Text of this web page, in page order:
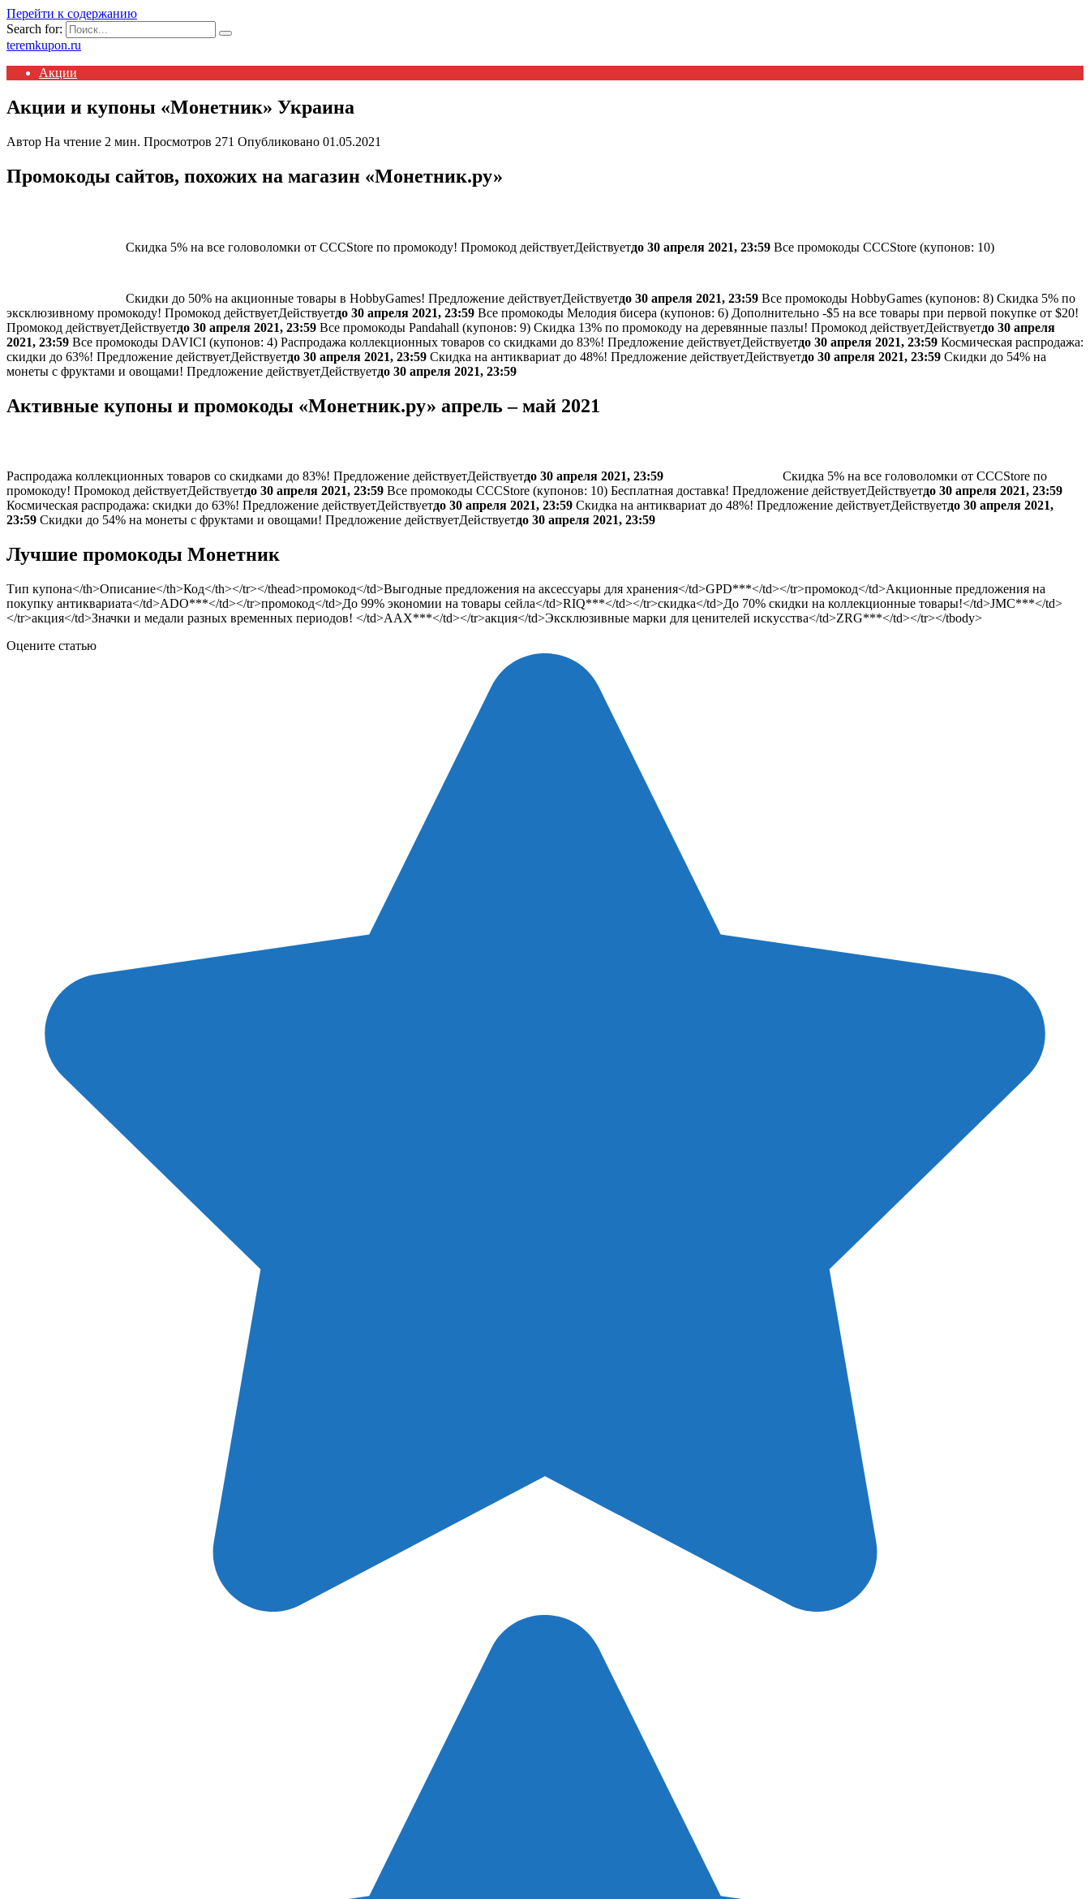
Перейти к содержанию
Search for:
teremkupon.ru
Акции
Акции и купоны «Монетник» Украина
Автор На чтение 2 мин. Просмотров 271 Опубликовано 01.05.2021
Промокоды сайтов, похожих на магазин «Монетник.ру»
Скидка 5% на все головоломки от CCCStore по промокоду! Промокод действуетДействуетдо 30 апреля 2021, 23:59 Все промокоды CCCStore (купонов: 10)
Скидки до 50% на акционные товары в HobbyGames! Предложение действуетДействуетдо 30 апреля 2021, 23:59 Все промокоды HobbyGames (купонов: 8) Скидка 5% по
эксклюзивному промокоду! Промокод действуетДействуетдо 30 апреля 2021, 23:59 Все промокоды Мелодия бисера (купонов: 6) Дополнительно -$5 на все товары при первой покупке от $20!
Промокод действуетДействуетдо 30 апреля 2021, 23:59 Все промокоды Pandahall (купонов: 9) Скидка 13% по промокоду на деревянные пазлы! Промокод действуетДействуетдо 30 апреля
2021, 23:59 Все промокоды DAVICI (купонов: 4) Распродажа коллекционных товаров со скидками до 83%! Предложение действуетДействуетдо 30 апреля 2021, 23:59 Космическая распродажа:
скидки до 63%! Предложение действуетДействуетдо 30 апреля 2021, 23:59 Скидка на антиквариат до 48%! Предложение действуетДействуетдо 30 апреля 2021, 23:59 Скидки до 54% на
монеты с фруктами и овощами! Предложение действуетДействуетдо 30 апреля 2021, 23:59
Активные купоны и промокоды «Монетник.ру» апрель – май 2021
Распродажа коллекционных товаров со скидками до 83%! Предложение действуетДействуетдо 30 апреля 2021, 23:59
Скидка 5% на все головоломки от CCCStore по
промокоду! Промокод действуетДействуетдо 30 апреля 2021, 23:59 Все промокоды CCCStore (купонов: 10) Бесплатная доставка! Предложение действуетДействуетдо 30 апреля 2021, 23:59
Космическая распродажа: скидки до 63%! Предложение действуетДействуетдо 30 апреля 2021, 23:59 Скидка на антиквариат до 48%! Предложение действуетДействуетдо 30 апреля 2021,
23:59 Скидки до 54% на монеты с фруктами и овощами! Предложение действуетДействуетдо 30 апреля 2021, 23:59
Лучшие промокоды Монетник
Тип купона</th>Описание</th>Код</th></tr></thead>промокод</td>Выгодные предложения на аксессуары для хранения</td>GPD***</td></tr>промокод</td>Акционные предложения на
покупку антиквариата</td>ADO***</td></tr>промокод</td>До 99% экономии на товары сейла</td>RIQ***</td></tr>скидка</td>До 70% скидки на коллекционные товары!</td>JMC***</td>
</tr>акция</td>Значки и медали разных временных периодов! </td>AAX***</td></tr>акция</td>Эксклюзивные марки для ценителей искусства</td>ZRG***</td></tr></tbody>
Оцените статью